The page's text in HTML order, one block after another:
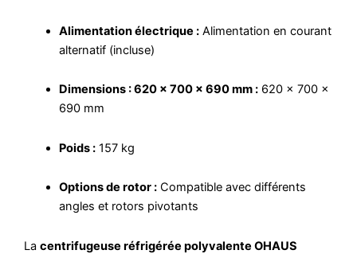
Alimentation électrique :Alimentation en courant
alternatif (incluse)
Dimensions : 620 × 700 × 690 mm :620 × 700 ×
690 mm
Poids :157 kg
Options de rotor :Compatible avec différents
angles et rotors pivotants
La centrifugeuse réfrigérée polyvalente OHAUS